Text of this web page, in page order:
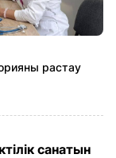
растау
санатын